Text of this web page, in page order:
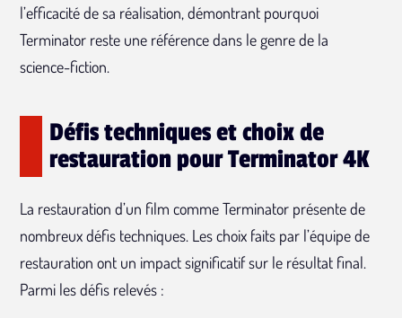
l’efficacité de sa réalisation, démontrant pourquoi
Terminator reste une référence dans le genre de la
science-fiction.
Défis techniques et choix de
restauration pour Terminator 4K
La restauration d’un film comme Terminator présente de
nombreux défis techniques. Les choix faits par l’équipe de
restauration ont un impact significatif sur le résultat final.
Parmi les défis relevés :